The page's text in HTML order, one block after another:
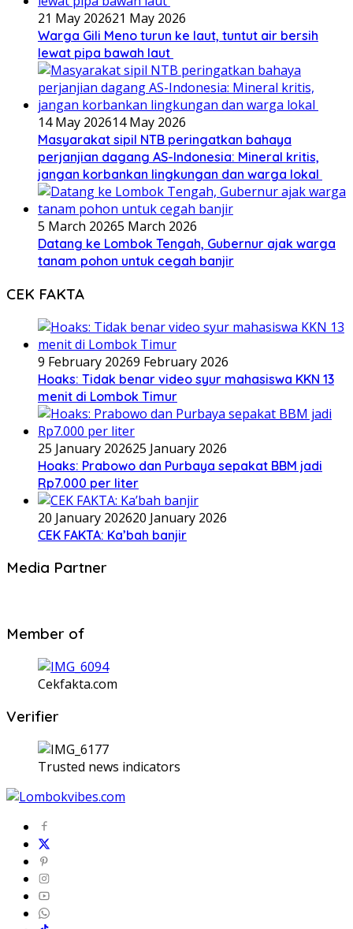
21 May 202621 May 2026
Warga Gili Meno turun ke laut, tuntut air bersih
lewat pipa bawah laut
14 May 202614 May 2026
Masyarakat sipil NTB peringatkan bahaya
perjanjian dagang AS-Indonesia: Mineral kritis,
jangan korbankan lingkungan dan warga lokal
5 March 20265 March 2026
Datang ke Lombok Tengah, Gubernur ajak warga
tanam pohon untuk cegah banjir
CEK FAKTA
9 February 20269 February 2026
Hoaks: Tidak benar video syur mahasiswa KKN 13
menit di Lombok Timur
25 January 202625 January 2026
Hoaks: Prabowo dan Purbaya sepakat BBM jadi
Rp7.000 per liter
20 January 202620 January 2026
CEK FAKTA: Ka’bah banjir
Media Partner
Member of
Cekfakta.com
Verifier
Trusted news indicators